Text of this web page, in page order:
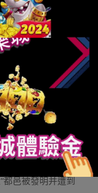
平易近主選舉發
國會的打擊，并
古特雷斯在交際媒
動。他誇大，巴
去尊敬。
事，據媒體稍早
產生的巴西前總統
法院以及總統府
西當局電視臺頒
都邑被發明并遭到